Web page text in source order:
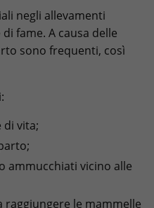
negli allevamenti
fame. A causa delle
sono frequenti, così
di vita;
ammucchiati vicino alle
le mammelle